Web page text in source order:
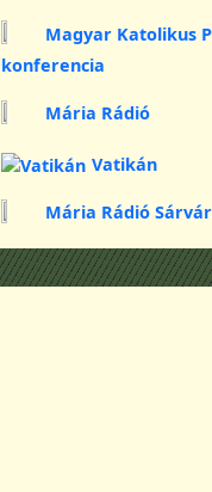
Magyar Katolikus
konferencia
Mária Rádió
Vatikán
Mária Rádió